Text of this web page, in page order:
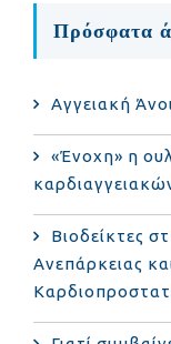
Πρόσφατα
Αγγειακή
«Ένοχη» η
Βιοδείκτες
Ανεπάρκειας